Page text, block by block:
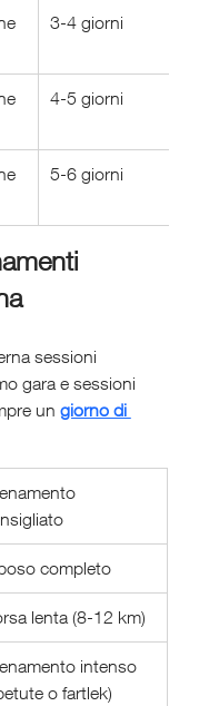
3-4 giorni
4-5 giorni
5-6 giorni
sessioni
gara e sessioni
un giorno di
completo
lenta (8-12 km)
intenso
o fartlek)